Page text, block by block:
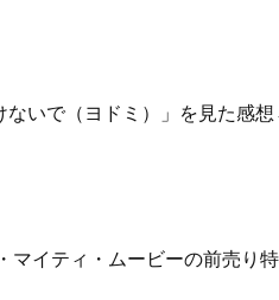
ないで（ヨドミ）」を見た感想
マイティ・ムービーの前売り